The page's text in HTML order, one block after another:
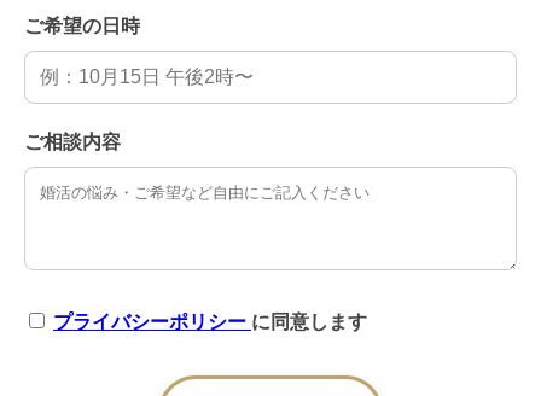
ご希望の日時
ご相談内容
プライバシーポリシー に同意します